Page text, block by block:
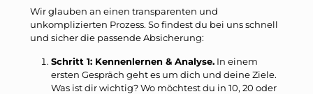
Wir glauben an einen transparenten und
unkomplizierten Prozess. So findest du bei uns schnell
und sicher die passende Absicherung:
Schritt 1: Kennenlernen & Analyse. In einem
ersten Gespräch geht es um dich und deine Ziele.
Was ist dir wichtig? Wo möchtest du in 10, 20 oder